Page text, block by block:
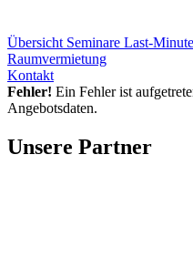
Übersicht Seminare Last-
Raumvermietung
Kontakt
Fehler! Ein Fehler ist
Angebotsdaten.
Unsere Partner